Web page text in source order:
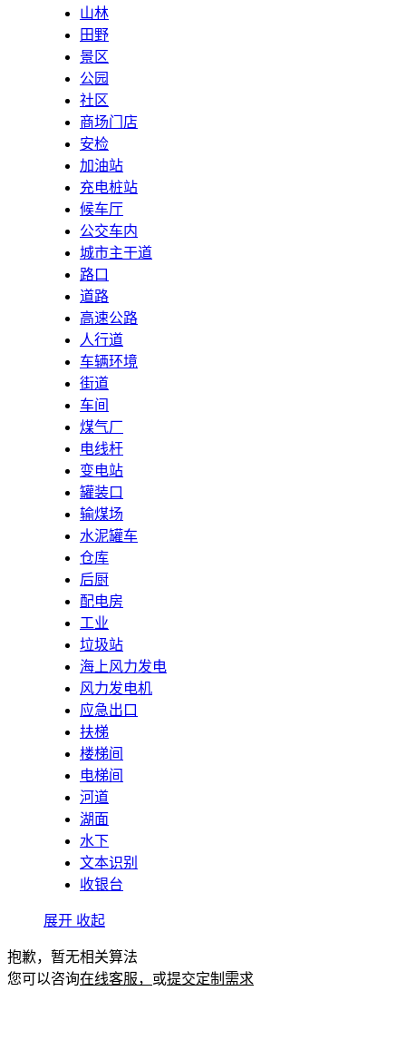
山林
田野
景区
公园
社区
商场门店
安检
加油站
充电桩站
候车厅
公交车内
城市主干道
路口
道路
高速公路
人行道
车辆环境
街道
车间
煤气厂
电线杆
变电站
罐装口
输煤场
水泥罐车
仓库
后厨
配电房
工业
垃圾站
海上风力发电
风力发电机
应急出口
扶梯
楼梯间
电梯间
河道
湖面
水下
文本识别
收银台
展开 收起
抱歉，暂无相关算法
您可以咨询在线客服， 或提交定制需求